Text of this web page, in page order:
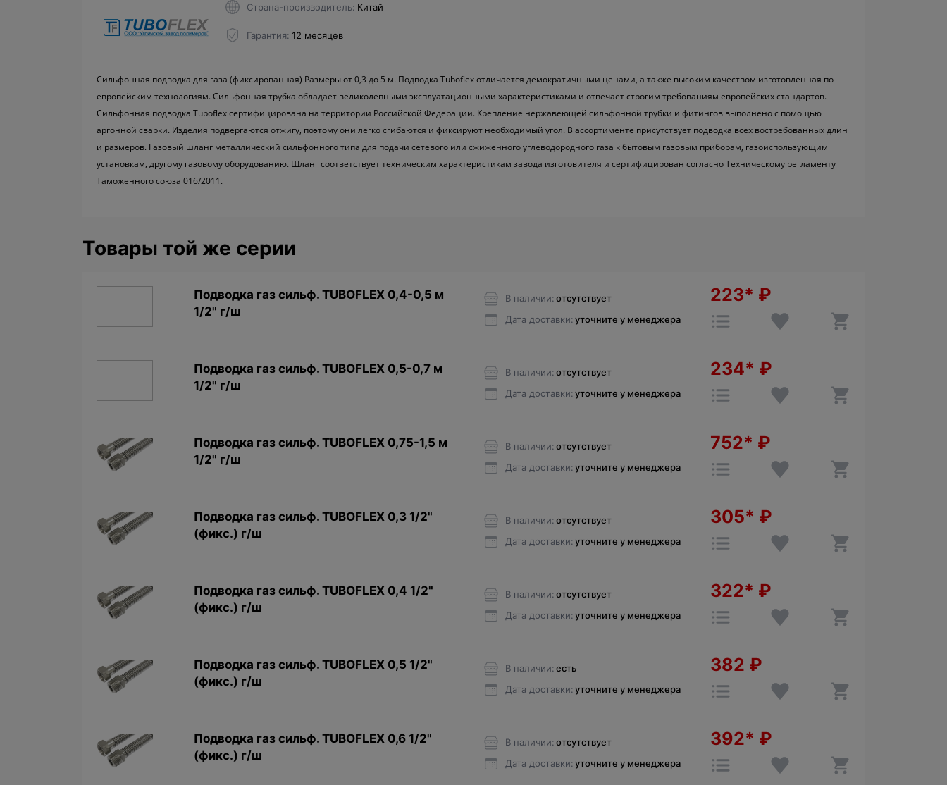
Страна-производитель Китай
Гарантия 12 месяцев
Сильфонная подводка для газа (фиксированная) Размеры от 0,3 до 5 м. Подводка Tuboflex отличается демократичными ценами, а также высоким качеством изготовленная по
европейским технологиям. Сильфонная трубка обладает великолепными эксплуатационными характеристиками и отвечает строгим требованиям европейских стандартов.
Сильфонная подводка Tuboflex сертифицирована на территории Российской Федерации. Крепление нержавеющей сильфонной трубки и фитингов выполнено с помощью
аргонной сварки. Изделия подвергаются отжигу, поэтому они легко сгибаются и фиксируют необходимый угол. В ассортименте присутствует подводка всех востребованных длин
и размеров. Газовый шланг металлический сильфонного типа для подачи сетевого или сжиженного углеводородного газа к бытовым газовым приборам, газоиспользующим
установкам, другому газовому оборудованию. Шланг соответствует техническим характеристикам завода изготовителя и сертифицирован согласно Техническому регламенту
Таможенного союза 016/2011.
Товары той же серии
Подводкa газ сильф. TUBOFLEX 0,4-0,5 м
1/2" г/ш
В наличии: отсутствует
Дата доставки: уточните у менеджера
223* ₽
Подводкa газ сильф. TUBOFLEX 0,5-0,7 м
1/2" г/ш
В наличии: отсутствует
Дата доставки: уточните у менеджера
234* ₽
Подводкa газ сильф. TUBOFLEX 0,75-1,5 м
1/2" г/ш
В наличии: отсутствует
Дата доставки: уточните у менеджера
752* ₽
Подводка газ сильф. TUBOFLEX 0,3 1/2"
(фикс.) г/ш
В наличии: отсутствует
Дата доставки: уточните у менеджера
305* ₽
Подводка газ сильф. TUBOFLEX 0,4 1/2"
(фикс.) г/ш
В наличии: отсутствует
Дата доставки: уточните у менеджера
322* ₽
Подводка газ сильф. TUBOFLEX 0,5 1/2"
(фикс.) г/ш
В наличии: есть
Дата доставки: уточните у менеджера
382 ₽
Подводка газ сильф. TUBOFLEX 0,6 1/2"
(фикс.) г/ш
В наличии: отсутствует
Дата доставки: уточните у менеджера
392* ₽